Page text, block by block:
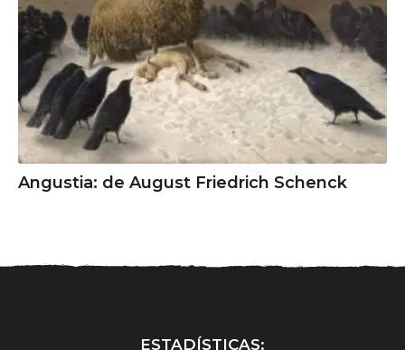
Angustia: de August Friedrich Schenck
ESTADÍSTICAS: